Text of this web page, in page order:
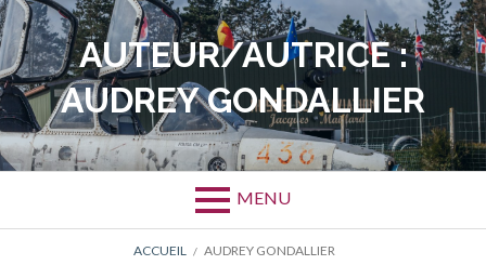
Aller
au
contenu
AUTEUR/AUTRICE :
AUDREY GONDALLIER
MENU
ACCUEIL AUDREY GONDALLIER